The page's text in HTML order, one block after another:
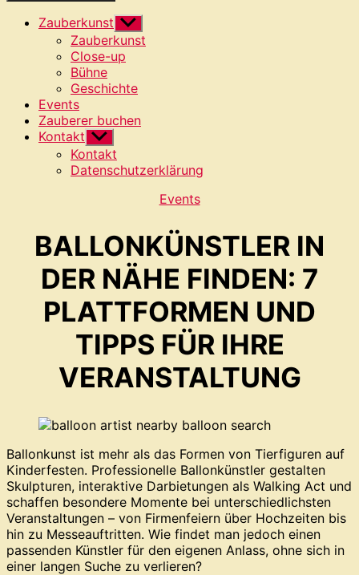
Zauberkunst Untermenü
anzeigen
Zauberkunst
Close-up
Bühne
Geschichte
Events
Zauberer buchen
Kontakt Untermenü
anzeigen
Kontakt
Datenschutzerklärung
Kategorien
Events
BALLONKÜNSTLER IN
DER NÄHE FINDEN: 7
PLATTFORMEN UND
TIPPS FÜR IHRE
VERANSTALTUNG
Ballonkunst ist mehr als das Formen von Tierfiguren auf
Kinderfesten. Professionelle Ballonkünstler gestalten
Skulpturen, interaktive Darbietungen als Walking Act und
schaffen besondere Momente bei unterschiedlichsten
Veranstaltungen – von Firmenfeiern über Hochzeiten bis
hin zu Messeauftritten. Wie findet man jedoch einen
passenden Künstler für den eigenen Anlass, ohne sich in
einer langen Suche zu verlieren?